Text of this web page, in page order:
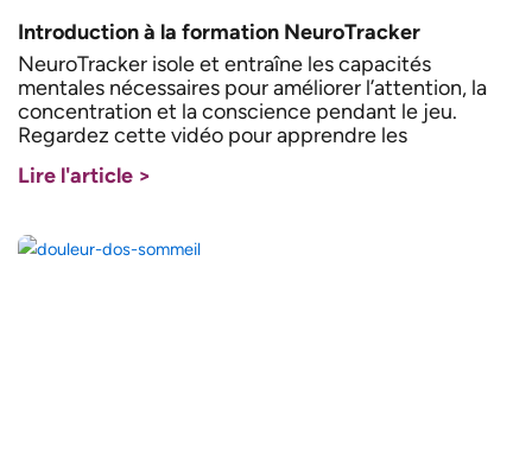
Introduction à la formation NeuroTracker
NeuroTracker isole et entraîne les capacités
mentales nécessaires pour améliorer l’attention, la
concentration et la conscience pendant le jeu.
Regardez cette vidéo pour apprendre les
Lire l'article >